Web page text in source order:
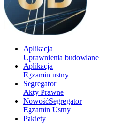
Aplikacja
Uprawnienia budowlane
Aplikacja
Egzamin ustny
Segregator
Akty Prawne
NowośćSegregator
Egzamin Ustny
Pakiety